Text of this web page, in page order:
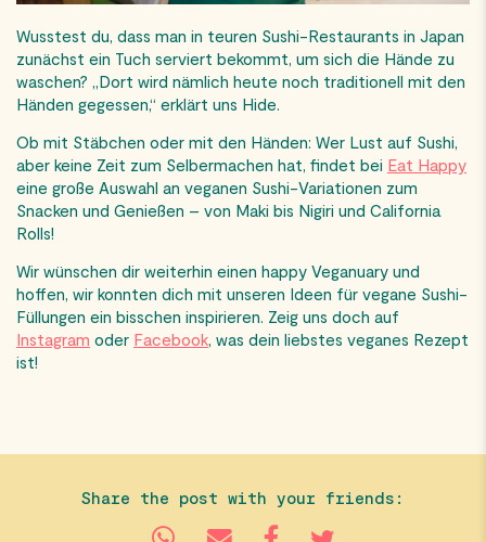
Wusstest du, dass man in teuren Sushi-Restaurants in Japan
zunächst ein Tuch serviert bekommt, um sich die Hände zu
waschen? „Dort wird nämlich heute noch traditionell mit den
Händen gegessen,“ erklärt uns Hide.
Ob mit Stäbchen oder mit den Händen: Wer Lust auf Sushi,
aber keine Zeit zum Selbermachen hat, findet bei Eat Happy
eine große Auswahl an veganen Sushi-Variationen zum
Snacken und Genießen – von Maki bis Nigiri und California
Rolls!
Wir wünschen dir weiterhin einen happy Veganuary und
hoffen, wir konnten dich mit unseren Ideen für vegane Sushi-
Füllungen ein bisschen inspirieren. Zeig uns doch auf
Instagram oder Facebook, was dein liebstes veganes Rezept
ist!
Share the post with your friends: